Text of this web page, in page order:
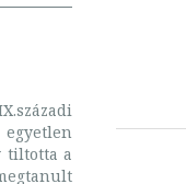
tiltotta a